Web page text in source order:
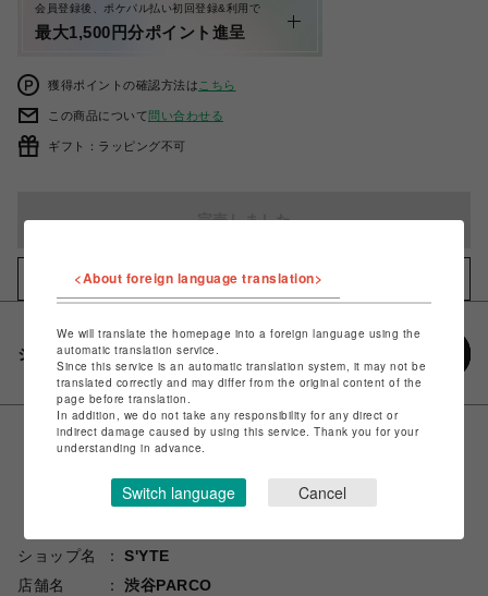
会員登録後、ポケパル払い初回登録&利用で
最大1,500円分ポイント進呈
獲得ポイントの確認方法は こちら
この商品について問い合わせる
ギフト：ラッピング不可
完売しました
お気に入りアイテムに追加
シェアする
ショップ名
S'YTE
店舗名
渋谷PARCO
<About foreign language translation>
We will translate the homepage into a foreign language using the
automatic translation service.
Since this service is an automatic translation system, it may not be
translated correctly and may differ from the original content of the
page before translation.
In addition, we do not take any responsibility for any direct or
indirect damage caused by using this service. Thank you for your
understanding in advance.
Switch language Cancel